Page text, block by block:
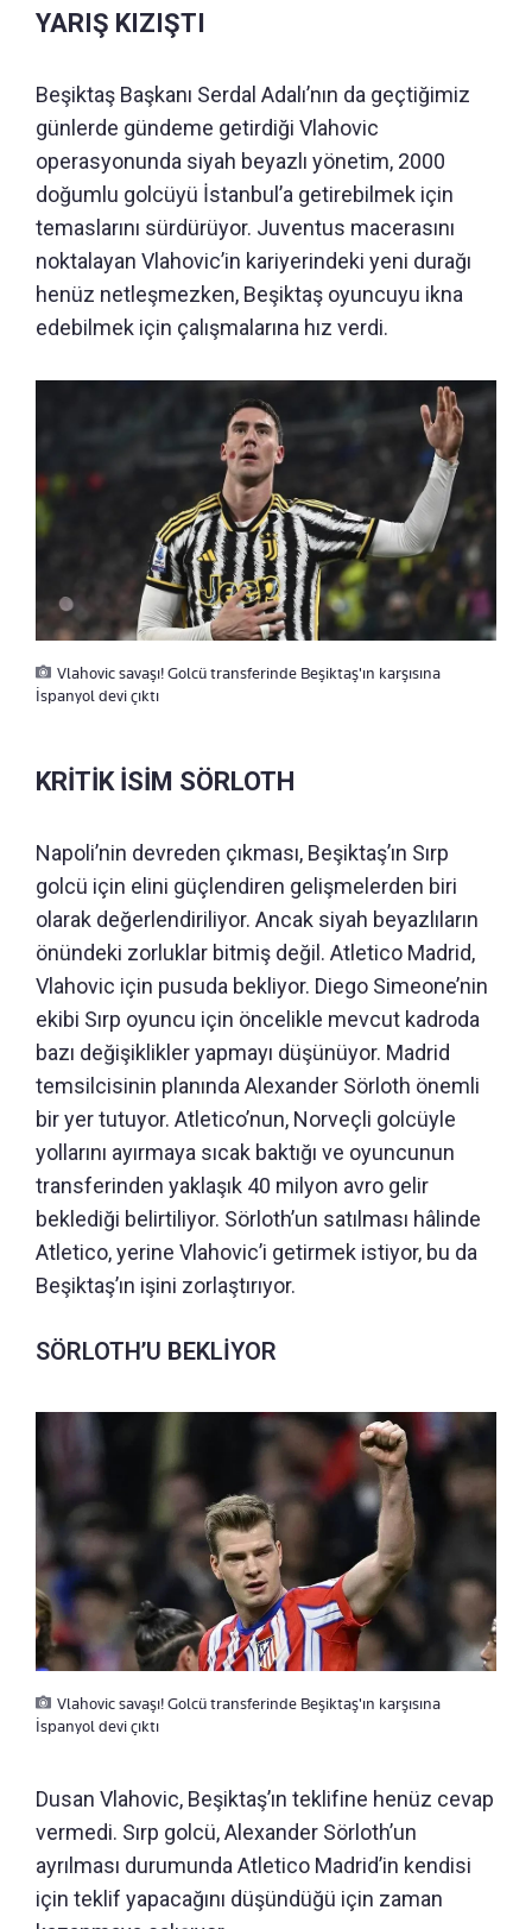
YARIŞ KIZIŞTI
Beşiktaş Başkanı Serdal Adalı’nın da geçtiğimiz
günlerde gündeme getirdiği Vlahovic
operasyonunda siyah beyazlı yönetim, 2000
doğumlu golcüyü İstanbul’a getirebilmek için
temaslarını sürdürüyor. Juventus macerasını
noktalayan Vlahovic’in kariyerindeki yeni durağı
henüz netleşmezken, Beşiktaş oyuncuyu ikna
edebilmek için çalışmalarına hız verdi.
Vlahovic savaşı! Golcü transferinde Beşiktaş'ın karşısına
İspanyol devi çıktı
KRİTİK İSİM SÖRLOTH
Napoli’nin devreden çıkması, Beşiktaş’ın Sırp
golcü için elini güçlendiren gelişmelerden biri
olarak değerlendiriliyor. Ancak siyah beyazlıların
önündeki zorluklar bitmiş değil. Atletico Madrid,
Vlahovic için pusuda bekliyor. Diego Simeone’nin
ekibi Sırp oyuncu için öncelikle mevcut kadroda
bazı değişiklikler yapmayı düşünüyor. Madrid
temsilcisinin planında Alexander Sörloth önemli
bir yer tutuyor. Atletico’nun, Norveçli golcüyle
yollarını ayırmaya sıcak baktığı ve oyuncunun
transferinden yaklaşık 40 milyon avro gelir
beklediği belirtiliyor. Sörloth’un satılması hâlinde
Atletico, yerine Vlahovic’i getirmek istiyor, bu da
Beşiktaş’ın işini zorlaştırıyor.
SÖRLOTH’U BEKLİYOR
Vlahovic savaşı! Golcü transferinde Beşiktaş'ın karşısına
İspanyol devi çıktı
Dusan Vlahovic, Beşiktaş’ın teklifine henüz cevap
vermedi. Sırp golcü, Alexander Sörloth’un
ayrılması durumunda Atletico Madrid’in kendisi
için teklif yapacağını düşündüğü için zaman